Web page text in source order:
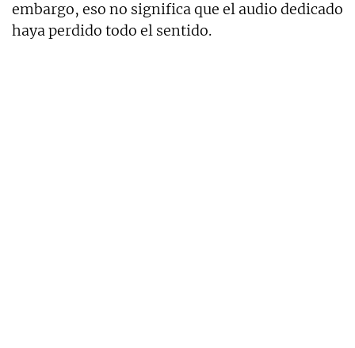
embargo, eso no significa que el audio dedicado
haya perdido todo el sentido.